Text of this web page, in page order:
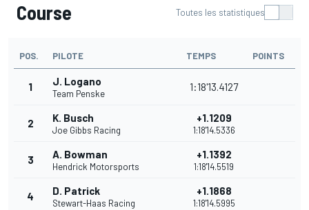
Course Toutes les statistiques
POS. PILOTE TEMPS POINTS
1 J. Logano
Team Penske
1:18'13.4127
2 K. Busch
Joe Gibbs Racing
+1.1209
1:18'14.5336
3 A. Bowman
Hendrick Motorsports
+1.1392
1:18'14.5519
4 D. Patrick
Stewart-Haas Racing
+1.1868
1:18'14.5995